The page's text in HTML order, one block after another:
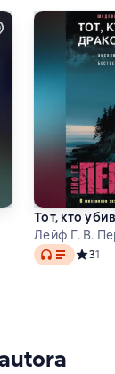
4 оценок
Тот, кто
Лейф Г. В.
Audio 31